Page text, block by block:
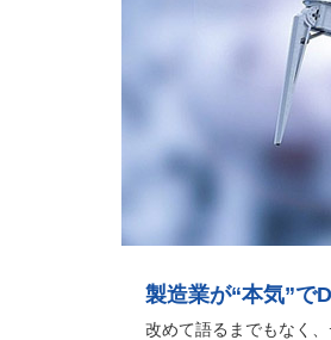
製造業が“本気”で
改めて語るまでもなく